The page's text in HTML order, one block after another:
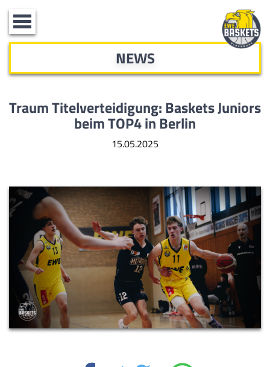
Toggle
navigation
NEWS
Traum Titelverteidigung: Baskets Juniors
beim TOP4 in Berlin
15.05.2025